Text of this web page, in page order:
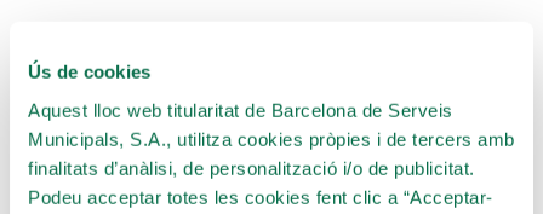
Ús de cookies
Aquest lloc web titularitat de Barcelona de Serveis
Municipals, S.A., utilitza cookies pròpies i de tercers amb
finalitats d’anàlisi, de personalització i/o de publicitat.
Podeu acceptar totes les cookies fent clic a “Acceptar-